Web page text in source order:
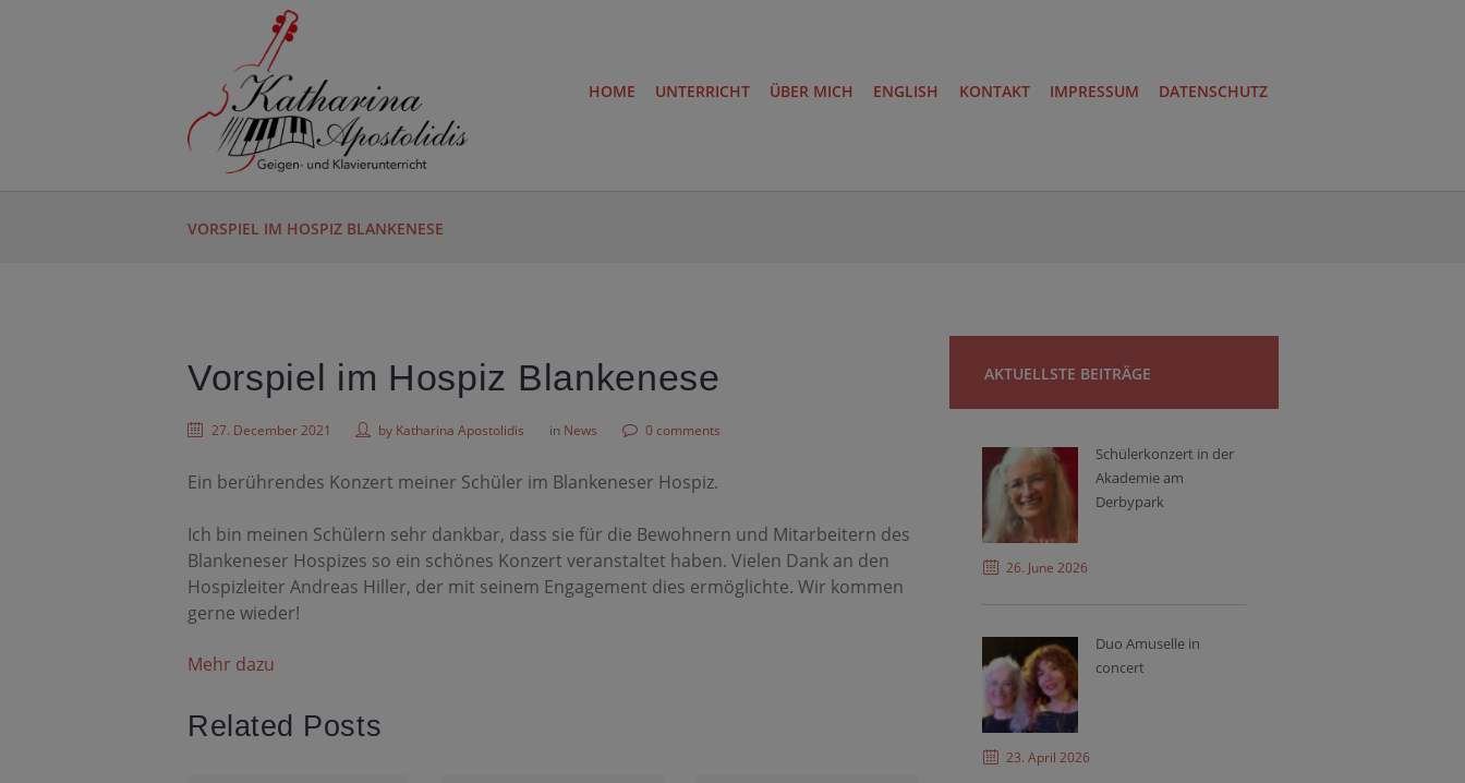
HOME UNTERRICHT ÜBER MICH ENGLISH KONTAKT IMPRESSUM DATENSCHUTZ
VORSPIEL IM HOSPIZ BLANKENESE
Vorspiel im Hospiz Blankenese
27. December 2021 by Katharina Apostolidis in News 0 comments
Ein berührendes Konzert meiner Schüler im Blankeneser Hospiz.
Ich bin meinen Schülern sehr dankbar, dass sie für die Bewohnern und Mitarbeitern des
Blankeneser Hospizes so ein schönes Konzert veranstaltet haben. Vielen Dank an den
Hospizleiter Andreas Hiller, der mit seinem Engagement dies ermöglichte. Wir kommen
gerne wieder!
Mehr dazu
Related Posts
AKTUELLSTE BEITRÄGE
Schülerkonzert in der
Akademie am
Derbypark
26. June 2026
Duo Amuselle in
concert
23. April 2026